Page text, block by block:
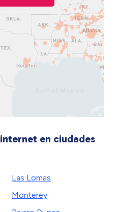
en ciudades
Las Lomas
Monterey